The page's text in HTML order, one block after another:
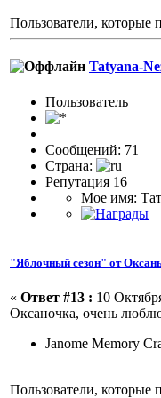
Пользователи, которые
Tatyana-
Пользовaтeль
Сообщений: 71
Страна:
Репутация 16
Мое имя:
"Яблочный сезон" от
« Ответ #13 : 10
Оксаночка, очень
Janome Memory
Пользователи, которые